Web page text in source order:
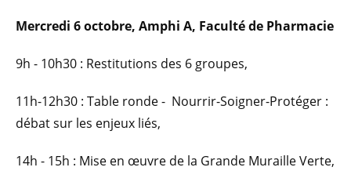
Mercredi 6 octobre, Amphi A, Faculté de Pharmacie
9h - 10h30 : Restitutions des 6 groupes,
11h-12h30 : Table ronde - Nourrir-Soigner-Protéger :
débat sur les enjeux liés,
14h - 15h : Mise en œuvre de la Grande Muraille Verte,